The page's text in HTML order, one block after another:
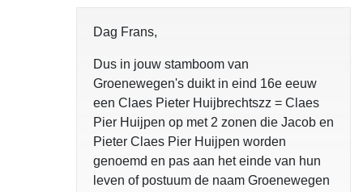
Dag Frans,
Dus in jouw stamboom van
Groenewegen's duikt in eind 16e eeuw
een Claes Pieter Huijbrechtszz = Claes
Pier Huijpen op met 2 zonen die Jacob en
Pieter Claes Pier Huijpen worden
genoemd en pas aan het einde van hun
leven of postuum de naam Groenewegen